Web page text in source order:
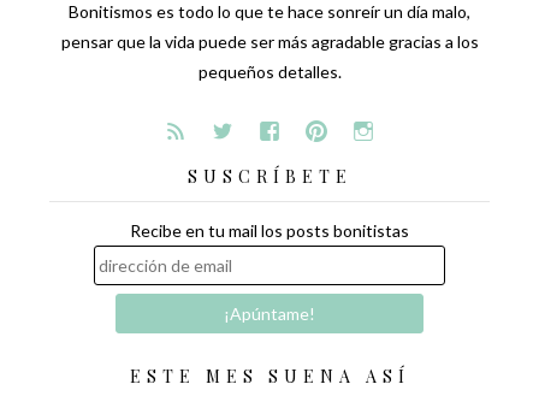
Bonitismos es todo lo que te hace sonreír un día malo,
pensar que la vida puede ser más agradable gracias a los
pequeños detalles.
SUSCRÍBETE
Recibe en tu mail los posts bonitistas
ESTE MES SUENA ASÍ